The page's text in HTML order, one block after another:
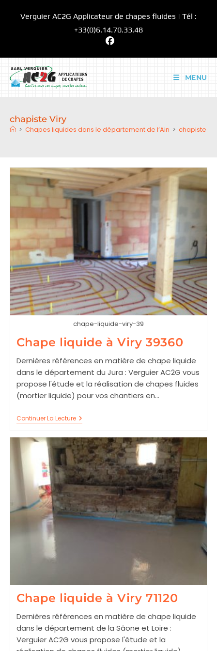
Verguier AC2G Applicateur de chapes fluides | Tél :
+33(0)6.14.70.33.48
MENU
chapiste Viry
> Chapes liquides dans le département de l’Ain > chapiste
chape-liquide-viry-39
Chape liquide à Viry 39360
Dernières références en matière de chape liquide
dans le département du Jura : Verguier AC2G vous
propose l'étude et la réalisation de chapes fluides
(mortier liquide) pour vos chantiers en…
Continuer La LectureChape
Liquide
Viry
39360
Chape liquide à Viry 71120
Dernières références en matière de chape liquide
dans le département de la Sâone et Loire :
Verguier AC2G vous propose l'étude et la